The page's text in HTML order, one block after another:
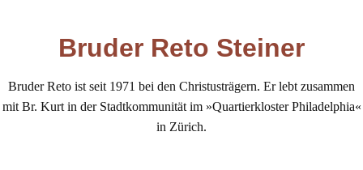
Bruder Reto Steiner
Bruder Reto ist seit 1971 bei den Christusträgern. Er lebt zusammen
mit Br. Kurt in der Stadtkommunität im »Quartierkloster Philadelphia«
in Zürich.